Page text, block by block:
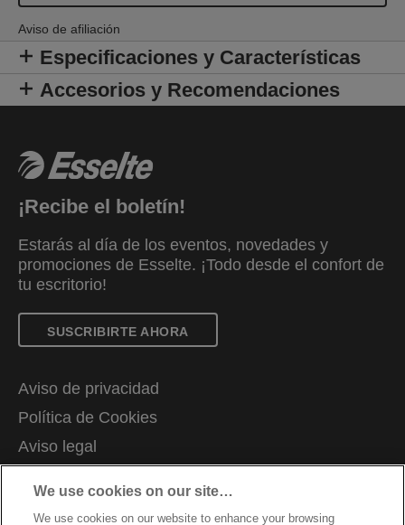
Aviso de afiliación
Especificaciones y Características
Accesorios y Recomendaciones
¡Recibe el boletín!
Estarás al día de los eventos, novedades y
promociones de Esselte. ¡Todo desde el confort de
tu escritorio!
SUSCRIBIRTE AHORA
Aviso de privacidad
Política de Cookies
Aviso legal
We use cookies on our site…
We use cookies on our website to enhance your browsing